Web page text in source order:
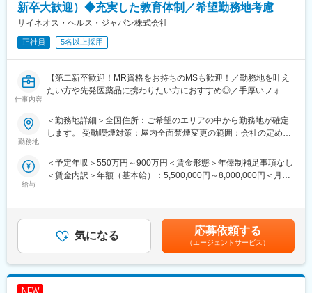
新卒大歓迎）◆充実した教育体制／希望勤務地考慮
サイネオス・ヘルス・ジャパン株式会社
正社員 5名以上採用
仕事内容
【第二新卒歓迎！MR資格をお持ちのMSも歓迎！／勤務地を叶え
たい方や先発医薬品に携わりたい方におすすめ◎／手厚いフォロ
【はじめに】
MR資格をお持ちの方（MRの実務未経験OK）をお待ちしておりま
浅い方もMRとしてスキルが身に着く環境です。外資製薬メーカー
やバイオベンチャーとの繋がりが強く最先端の医薬品に携われる
■充実したサポート体制：
配属後は担当マネージャーが丁寧に支援します。日々の仕事の悩
みや、キャリア形成の相談等、伴走者として活躍をサポートしま
す。また知識・スキルレベルを上げるために様々な研修をご用意
しています。
勤務地
＜勤務地詳細＞全国住所：ご希望のエリアの中から勤務地が確定
します。 受動喫煙対策：屋内全面禁煙変更の範囲：会社の定める
給与
＜予定年収＞550万円～900万円＜賃金形態＞年俸制補足事項なし
＜賃金内訳＞年額（基本給）：5,500,000円～8,000,000円＜月額
支給）※ただし支給条件があります賃金はあくまでも目安の金額で
あり、選考を通じて上下する可能性があります。月給(月額)は固定
気になる 応募依頼する
（エージェントサービス）
NEW